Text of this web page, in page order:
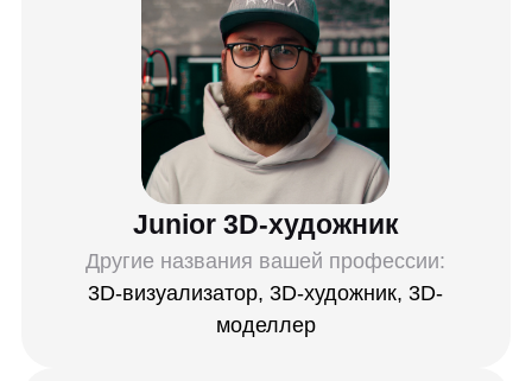
Substance 3D Painter
Marvelous Designer ZBrush
Marmoset Toolbag Unreal Engine